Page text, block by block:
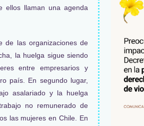
ellos llaman una agenda
de las organizaciones de
la huelga sigue siendo
entre empresarios y
país. En segundo lugar,
asalariado y la huelga
no remunerado de
las mujeres en Chile. En